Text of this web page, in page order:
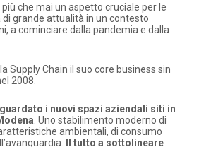
più che mai un aspetto cruciale per le
grande attualità in un contesto
a cominciare dalla pandemia e dalla
Supply Chain il suo core business sin
2008.
i nuovi spazi aziendali siti in
. Uno stabilimento moderno di
ambientali, di consumo
Il tutto a sottolineare